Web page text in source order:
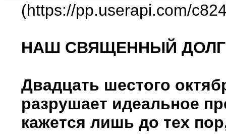
(https://pp.userapi.com/
НАШ СВЯЩЕННЫЙ ДОЛГ
Двадцать шестого
разрушает идеальное
кажется лишь до тех